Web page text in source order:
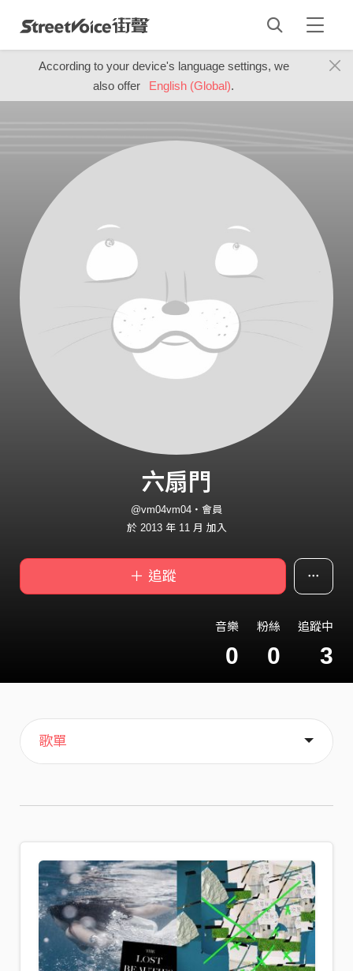
According to your device's language settings, we
also offer
English (Global).
六扇門
@vm04vm04・會員
於 2013 年 11 月 加入
＋ 追蹤
音樂
0
粉絲
0
追蹤中
3
主頁
歌單
喜歡
關於